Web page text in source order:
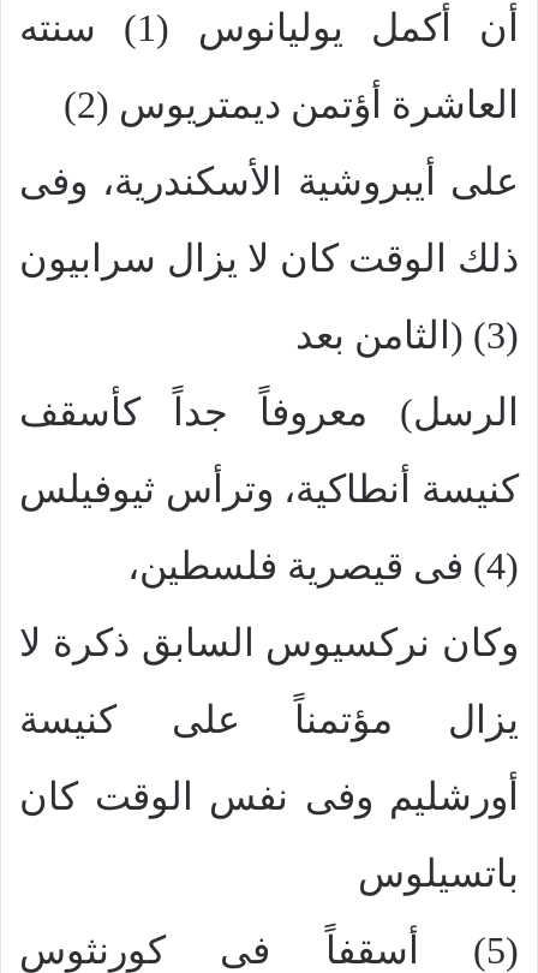
أن أكمل يوليانوس (1) سنته
العاشرة أؤتمن ديمتريوس (2)
على أيبروشية الأسكندرية، وفى
ذلك الوقت كان لا يزال سرابيون
(3) (الثامن بعد
الرسل) معروفاً جداً كأسقف
كنيسة أنطاكية، وترأس ثيوفيلس
(4) فى قيصرية فلسطين،
وكان نركسيوس السابق ذكرة لا
يزال مؤتمناً على كنيسة
أورشليم وفى نفس الوقت كان
باتسيلوس
(5) أسقفاً فى كورنثوس